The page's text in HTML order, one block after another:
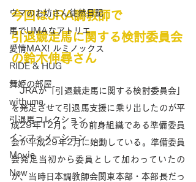
ウマのお坊さん徒然日記
馬でUMAなアトリエ
愛情MAX! ルミノックス
RIDE & HUG
舞姫の部屋
withuma.
引退馬コレクション
インフォメーション
Movie
New
今回はJRA調教師で
引退競走馬に関する検討委員会
の鈴木伸尋さん
JRAが「引退競走馬に関する検討委員会」
を発足させて引退馬支援に乗り出したのが平
成29年12月。その前身組織である準備委員
会が平成29年2月に始動している。準備委員
会発足当初から委員として加わっていたの
が、当時日本調教師会関東本部・本部長だっ